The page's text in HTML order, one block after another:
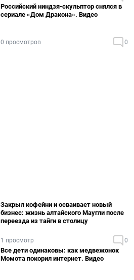
Российский ниндзя-скульптор снялся в
сериале «Дом Дракона». Видео
0 просмотров 0
Закрыл кофейни и осваивает новый
бизнес: жизнь алтайского Маугли после
переезда из тайги в столицу
1 просмотр 0
Все дети одинаковы: как медвежонок
Момота покорил интернет. Видео